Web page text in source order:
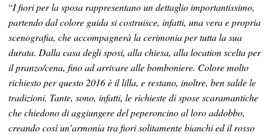
“I fiori per la sposa rappresentano un dettaglio importantissimo,
partendo dal colore guida si costruisce, infatti, una vera e propria
scenografia, che accompagnerà la cerimonia per tutta la sua
durata. Dalla casa degli sposi, alla chiesa, alla location scelta per
il pranzo/cena, fino ad arrivare alle bomboniere. Colore molto
richiesto per questo 2016 è il lilla, e restano, inoltre, ben salde le
tradizioni. Tante, sono, infatti, le richieste di spose scaramantiche
che chiedono di aggiungere del peperoncino al loro addobbo,
creando così un’armonia tra fiori solitamente bianchi ed il rosso